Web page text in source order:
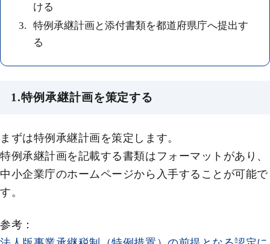
ける
特例承継計画と添付書類を都道府県庁へ提出す
る
1.特例承継計画を策定する
まずは特例承継計画を策定します。
特例承継計画を記載する書類はフォーマットがあり、
中小企業庁のホームページから入手することが可能で
す。
参考：